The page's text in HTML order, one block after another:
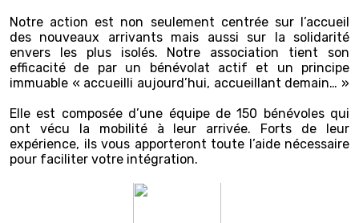
Notre action est non seulement centrée sur l’accueil
des nouveaux arrivants mais aussi sur la solidarité
envers les plus isolés. Notre association tient son
efficacité de par un bénévolat actif et un principe
immuable « accueilli aujourd’hui, accueillant demain… »
Elle est composée d’une équipe de 150 bénévoles qui
ont vécu la mobilité à leur arrivée. Forts de leur
expérience, ils vous apporteront toute l’aide nécessaire
pour faciliter votre intégration.